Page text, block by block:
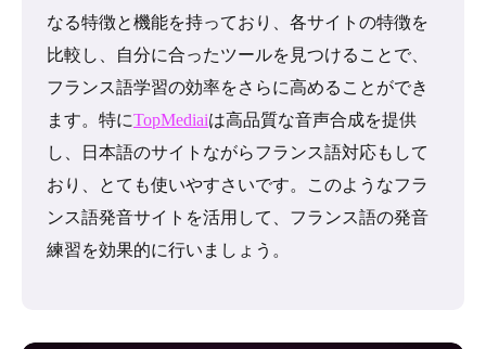
なる特徴と機能を持っており、各サイトの特徴を
比較し、自分に合ったツールを見つけることで、
フランス語学習の効率をさらに高めることができ
ます。特にTopMediaiは高品質な音声合成を提供
し、日本語のサイトながらフランス語対応もして
おり、とても使いやすさいです。このようなフラ
ンス語発音サイトを活用して、フランス語の発音
練習を効果的に行いましょう。